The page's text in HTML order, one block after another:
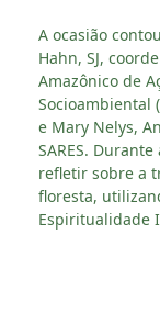
A ocasião
Hahn, SJ,
Amazônico de
Socioambiental
e Mary Nelys,
SARES.
refletir sobre a
floresta,
Espiritualidade